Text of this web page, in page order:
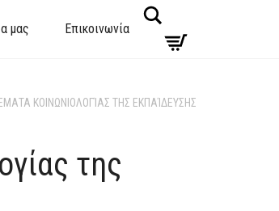
μας Επικοινωνία
ΚΟΙΝΩΝΙΟΛΟΓΊΑΣ ΤΗΣ ΕΚΠΑΊΔΕΥΣΗΣ
της